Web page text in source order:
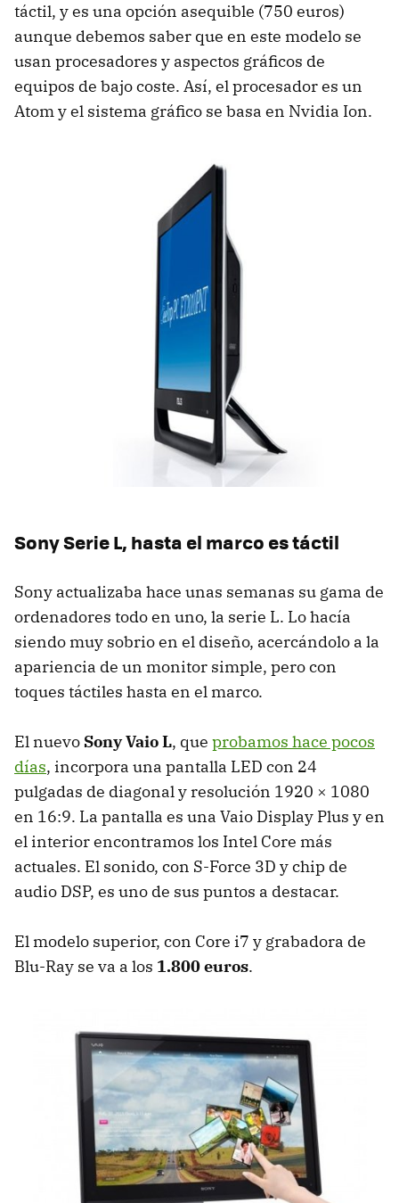
táctil, y es una opción asequible (750 euros)
aunque debemos saber que en este modelo se
usan procesadores y aspectos gráficos de
equipos de bajo coste. Así, el procesador es un
Atom y el sistema gráfico se basa en Nvidia Ion.
Sony Serie L, hasta el marco es táctil
Sony actualizaba hace unas semanas su gama de
ordenadores todo en uno, la serie L. Lo hacía
siendo muy sobrio en el diseño, acercándolo a la
apariencia de un monitor simple, pero con
toques táctiles hasta en el marco.
El nuevo Sony Vaio L, que probamos hace pocos
días, incorpora una pantalla LED con 24
pulgadas de diagonal y resolución 1920 × 1080
en 16:9. La pantalla es una Vaio Display Plus y en
el interior encontramos los Intel Core más
actuales. El sonido, con S-Force 3D y chip de
audio DSP, es uno de sus puntos a destacar.
El modelo superior, con Core i7 y grabadora de
Blu-Ray se va a los 1.800 euros.